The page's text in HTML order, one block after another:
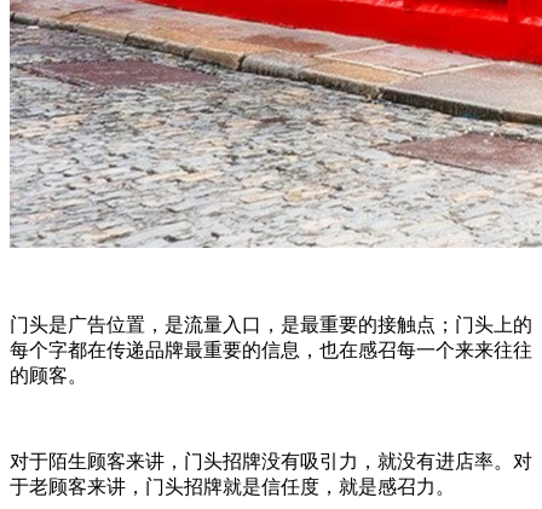
门头是广告位置，是流量入口，是最重要的接触点；门头上的
每个字都在传递品牌最重要的信息，也在感召每一个来来往往
的顾客。
对于陌生顾客来讲，门头招牌没有吸引力，就没有进店率。对
于老顾客来讲，门头招牌就是信任度，就是感召力。